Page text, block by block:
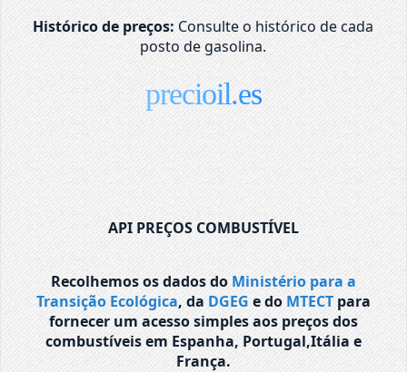
Histórico de preços: Consulte o histórico de cada
posto de gasolina.
precioil.es
API PREÇOS COMBUSTÍVEL
Recolhemos os dados do Ministério para a
Transição Ecológica, da DGEG e do MTECTpara
fornecer um acesso simples aos preços dos
combustíveis em Espanha, Portugal,Itália e
França.